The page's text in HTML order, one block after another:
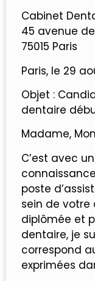
Cabinet
45 avenue
75015 Paris
Paris, le 29
Objet :
dentaire
Madame,
C’est avec
poste
sein de votre
diplômée et
dentaire, je
correspond
exprimées